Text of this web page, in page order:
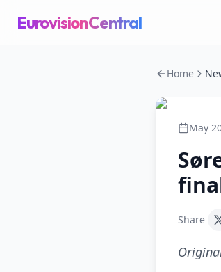
EurovisionCentral
Home
May
Share